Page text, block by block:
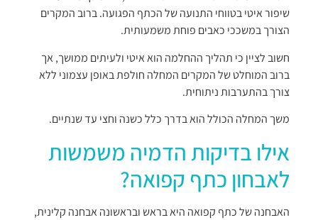
שיפור איטי בטווחי התנועה של הכתף הפגועה. ברוב המקרים
הצורך במשככי כאבים פוחת משמעותית.
חשוב לציין כי תהליך ההחלמה הוא איטי ולעיתים ממושך, אך
ברוב המוחלט של המקרים המחלה חולפת באופן עצמוני ללא
צורך בהתערבות ניתוחית.
משך המחלה הכולל הוא בדרך כלל כשנה וחצי עד שנתיים.
אילו בדיקות הדמיה משמשות
לאבחון כתף קפואה?
האבחנה של כתף קפואה היא בראש ובראשונה אבחנה קלינית,